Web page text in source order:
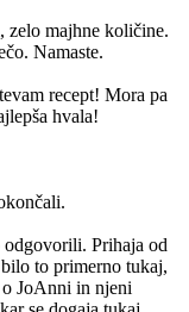
zelo majhne količine.
Namaste.
recept! Mora pa
hvala!
odgovorili. Prihaja od
to primerno tukaj,
o JoAnni in njeni